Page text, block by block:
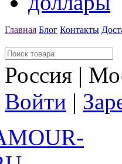
Главная Блог Контакты
Россия |
Войти |